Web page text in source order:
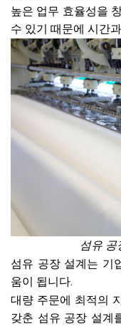
높은 업무 효율성을
수 있기 때문에 시간
섬유 공
섬유 공장 설계는 기
움이 됩니다.
대량 주문에 최적의
갖춘 섬유 공장 설계